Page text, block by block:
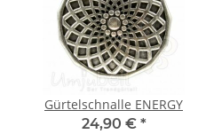
Gürtelschnalle ENERGY
24,90 € *